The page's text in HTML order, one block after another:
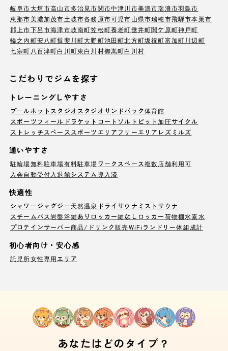
岐阜市大垣市高山市多治見市関市中津川市美濃市瑞浪市羽島市
恵那市美濃加茂市土岐市各務原市可児市山県市瑞穂市飛騨市本巣市
郡上市下呂市海津市岐南町笠松町養老町垂井町関ケ原町神戸町
輪之内町安八町揖斐川町大野町池田町北方町坂祝町富加町川辺町
七宗町 八百津町白川町東白川村御嵩町白川村
こだわりでジムを探す
トレーニングしやすさ
プールホットスタジオ スタジオサンドバック体育館
スポーツフィールド ラケットコート ソルトピット加圧サイクル
ストレッチスペース スポーツエリア フリーエリア レズミルズ
通いやすさ
駐輪場無料駐車場有料駐車場ワークスペース複数店舗利用可
入会自動受付 入退館システム導入済
快適性
シャワージャグジー天然温泉 ドライサウナ ミストサウナ
スチームバス岩盤浴鍵ありロッカー鍵なしロッカー荷物棚水素水
プロテインサーバー商品/ドリンク販売WiFi ランドリー体組成計
初心者向け・安心感
託児所女性専用エリア
あなたはどのタイプ？